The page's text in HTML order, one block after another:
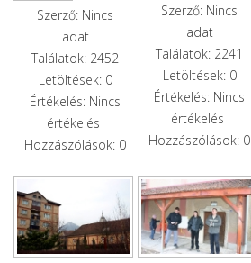
Szerző: Nincs
adat
Találatok: 2452
Letöltések: 0
Értékelés: Nincs
értékelés
Hozzászólások: 0
Szerző: Nincs
adat
Találatok: 2241
Letöltések: 0
Értékelés: Nincs
értékelés
Hozzászólások: 0